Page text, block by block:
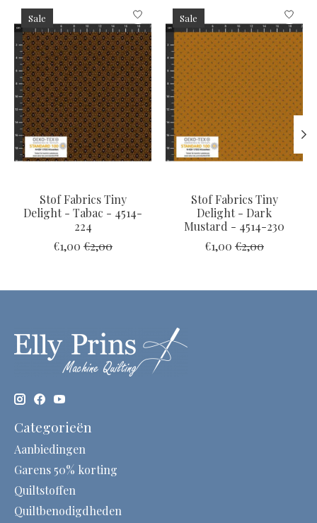
Items van productcarrousel
Sale
Stof Fabrics Tiny
Delight - Tabac - 4514-
224
€1,00 €2,00
Sale
Stof Fabrics Tiny
Delight - Dark
Mustard - 4514-230
€1,00 €2,00
Categorieën
Aanbiedingen
Garens 50% korting
Quiltstoffen
Quiltbenodigdheden